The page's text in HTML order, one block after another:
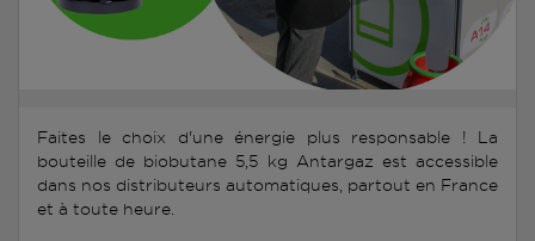
Faites le choix d'une énergie plus responsable ! La
bouteille de biobutane 5,5 kg Antargaz est accessible
dans nos distributeurs automatiques, partout en France
et à toute heure.